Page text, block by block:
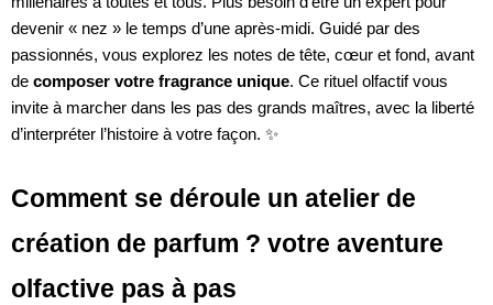
devenir « nez » le temps d’une après-midi. Guidé par des
passionnés, vous explorez les notes de tête, cœur et fond, avant
de composer votre fragrance unique. Ce rituel olfactif vous
invite à marcher dans les pas des grands maîtres, avec la liberté
d’interpréter l’histoire à votre façon. ✨
Comment se déroule un atelier de
création de parfum ? votre aventure
olfactive pas à pas